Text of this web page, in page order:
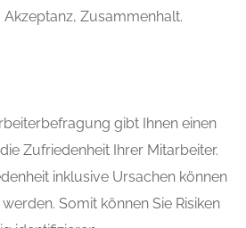
Zusammenhalt.
gibt Ihnen einen
Zufriedenheit Ihrer Mitarbeiter.
inklusive Ursachen können
Somit können Sie Risiken